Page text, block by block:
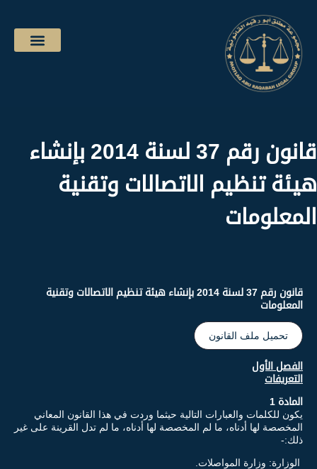
قانون رقم 37 لسنة 2014 بإنشاء
هيئة تنظيم الاتصالات وتقنية
المعلومات
قانون رقم 37 لسنة 2014 بإنشاء هيئة تنظيم الاتصالات وتقنية
المعلومات
تحميل ملف القانون
الفصل الأول
التعريفات
المادة 1
يكون للكلمات والعبارات التالية حيثما وردت في هذا القانون المعاني
المخصصة لها أدناه، ما لم المخصصة لها أدناه، ما لم تدل القرينة على غير
ذلك:-
الوزارة: وزارة المواصلات.